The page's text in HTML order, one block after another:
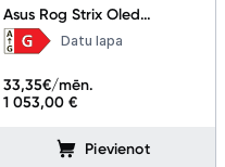
Asus Rog Strix Oled
XG32UCWG 31.5"
90LM0BX0-B01371
Datu lapa
1 053,00 €
33,35€/mēn.
Pievienot